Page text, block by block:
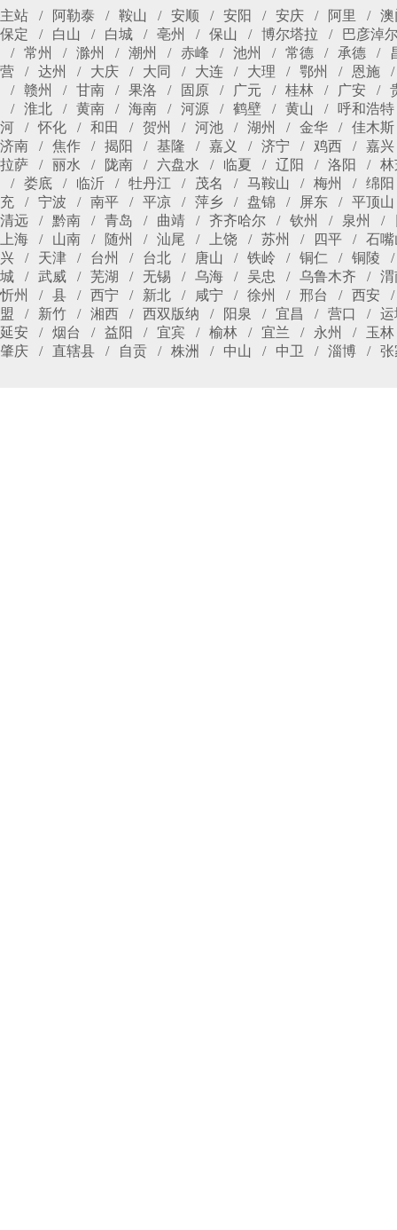
主站 阿勒泰 鞍山 安顺 安阳 安庆 阿里
澳
保定
白山 白城 亳州 保山 博尔塔拉
巴彦淖
常州
滁州 潮州 赤峰 池州 常德 承德
营
达州 大庆 大同 大连 大理 鄂州
恩施
赣州
甘南 果洛 固原 广元 桂林 广安
淮北
黄南 海南 河源 鹤壁 黄山
呼和浩特
河
怀化 和田 贺州 河池 湖州 金华
佳木斯
济南
焦作 揭阳 基隆 嘉义 济宁 鸡西
嘉兴
拉萨
丽水 陇南 六盘水 临夏 辽阳 洛阳
林
娄底
临沂 牡丹江 茂名 马鞍山 梅州
绵阳
充
宁波 南平 平凉 萍乡 盘锦 屏东
平顶山
清远
黔南 青岛 曲靖 齐齐哈尔 钦州 泉州
上海
山南 随州 汕尾 上饶 苏州 四平
石嘴
兴
天津 台州 台北 唐山 铁岭 铜仁
铜陵
城
武威 芜湖 无锡 乌海 吴忠 乌鲁木齐
渭
忻州
县 西宁 新北 咸宁 徐州 邢台
西安
盟
新竹 湘西 西双版纳 阳泉 宜昌 营口
运
延安
烟台 益阳 宜宾 榆林 宜兰 永州
玉林
肇庆
直辖县 自贡 株洲 中山 中卫 淄博 张